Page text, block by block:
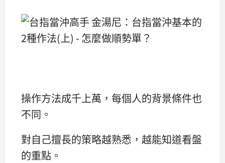
操作方法成千上萬，每個人的背景條件也
不同。
對自己擅長的策略越熟悉，越能知道看盤
的重點。